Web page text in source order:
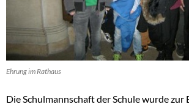
Ehrung im Rathaus
Die Schulmannschaft der Schule wurde zur